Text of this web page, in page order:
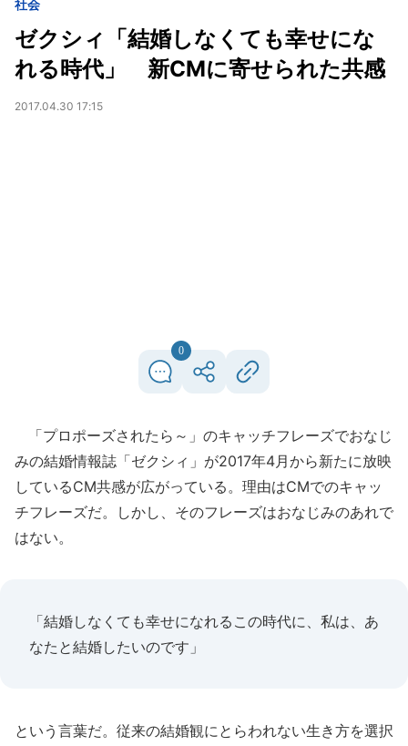
社会
ゼクシィ「結婚しなくても幸せにな
れる時代」 新CMに寄せられた共感
2017.04.30 17:15
0
「プロポーズされたら～」のキャッチフレーズでおなじ
みの結婚情報誌「ゼクシィ」が2017年4月から新たに放映
しているCM共感が広がっている。理由はCMでのキャッ
チフレーズだ。しかし、そのフレーズはおなじみのあれで
はない。
「結婚しなくても幸せになれるこの時代に、私は、あ
なたと結婚したいのです」
という言葉だ。従来の結婚観にとらわれない生き方を選択